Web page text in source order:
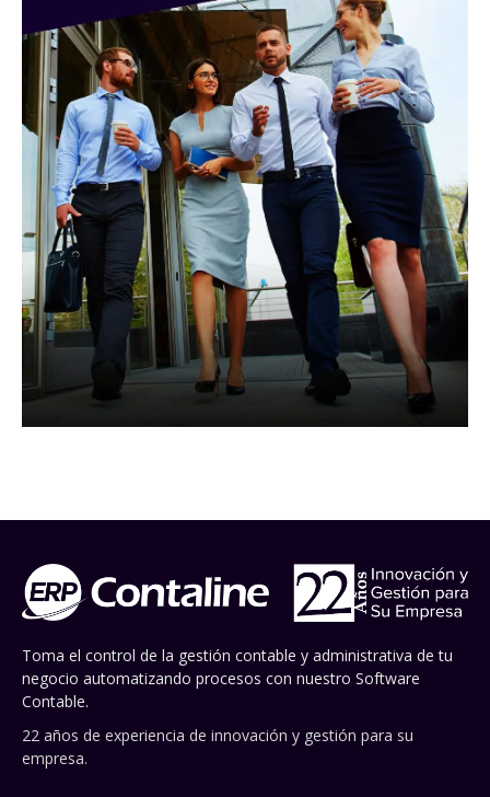
Toma el control de la gestión contable y administrativa de tu
negocio automatizando procesos con nuestro Software
Contable.
22 años de experiencia de innovación y gestión para su
empresa.